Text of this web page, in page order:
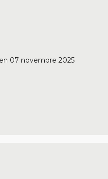
07 novembre 2025